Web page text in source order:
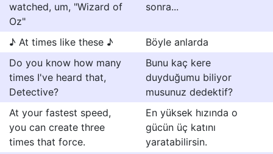
watched, um, "Wizard of
Oz"
sonra...
♪ At times like these ♪
Böyle anlarda
Do you know how many
times I've heard that,
Detective?
Bunu kaç kere
duyduğumu biliyor
musunuz dedektif?
At your fastest speed,
you can create three
times that force.
En yüksek hızında o
gücün üç katını
yaratabilirsin.